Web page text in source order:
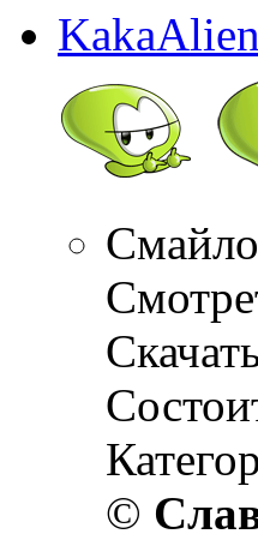
KakaAlien
©